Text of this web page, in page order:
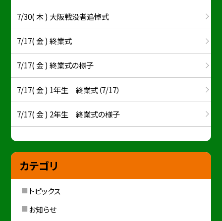
7/30( 木 ) 大阪戦没者追悼式
7/17( 金 ) 終業式
7/17( 金 ) 終業式の様子
7/17( 金 ) 1年生 終業式（7/17）
7/17( 金 ) 2年生 終業式の様子
カテゴリ
トピックス
お知らせ